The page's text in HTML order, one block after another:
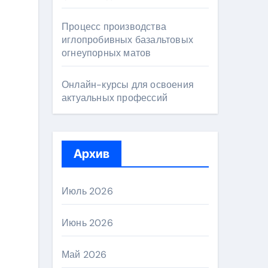
Процесс производства
иглопробивных базальтовых
огнеупорных матов
Онлайн-курсы для освоения
актуальных профессий
Архив
Июль 2026
Июнь 2026
Май 2026